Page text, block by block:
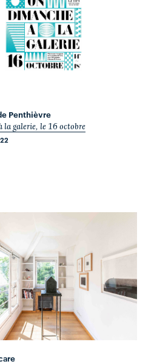
Penthièvre
la galerie, le 16 octobre